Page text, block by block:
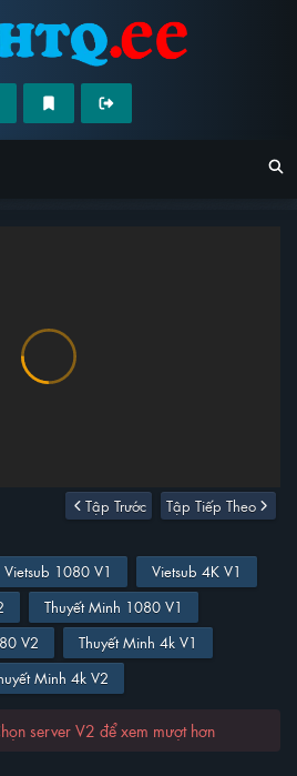
Tập Trước Tập Tiếp Theo
Vietsub 1080 V1
Vietsub 4K V1
Thuyết Minh 1080 V1
V2
Thuyết Minh 4k V1
Minh 4k V2
server V2 để xem mượt hơn